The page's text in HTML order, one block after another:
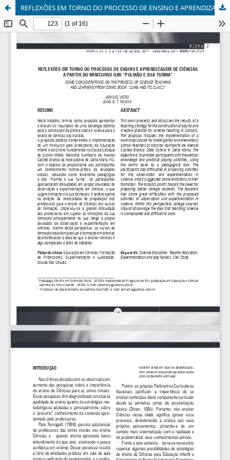
REFLEXÕES EM TORNO DO PROCESSO DE ENSINO E APRENDIZAGEM DE CIÊNCIAS A PARTIR DO MINICURSO GIBI “PULMÃO E SUA TURMA”